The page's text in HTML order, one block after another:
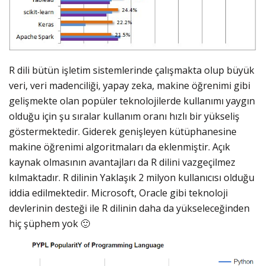
R dili bütün işletim sistemlerinde çalışmakta olup büyük
veri, veri madenciliği, yapay zeka, makine öğrenimi gibi
gelişmekte olan popüler teknolojilerde kullanımı yaygın
olduğu için şu sıralar kullanım oranı hızlı bir yükseliş
göstermektedir. Giderek genişleyen kütüphanesine
makine öğrenimi algoritmaları da eklenmiştir. Açık
kaynak olmasının avantajları da R dilini vazgeçilmez
kılmaktadır. R dilinin Yaklaşık 2 milyon kullanıcısı olduğu
iddia edilmektedir. Microsoft, Oracle gibi teknoloji
devlerinin desteği ile R dilinin daha da yükseleceğinden
hiç şüphem yok 🙂